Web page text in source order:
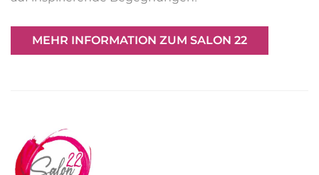
MEHR INFORMATION ZUM SALON 22